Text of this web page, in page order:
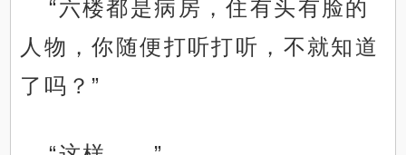
“六楼都是病房，住有头有脸的
人物，你随便打听打听，不就知道
了吗？”